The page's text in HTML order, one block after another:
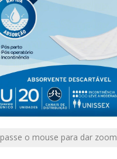
passe o mouse para dar zoom